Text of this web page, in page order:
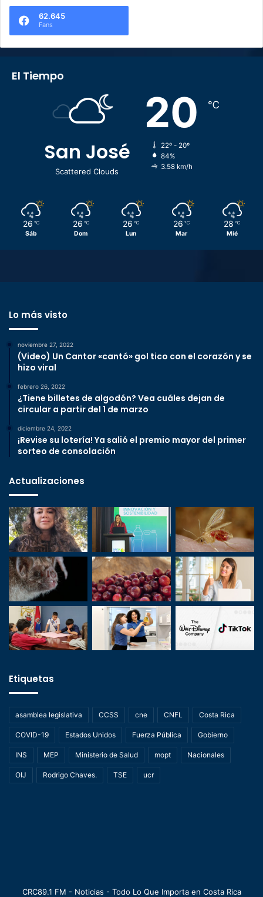
62.645
Fans
El Tiempo
San José
Scattered Clouds
20 ℃
22º - 20º
84%
3.58 km/h
26 ℃
Sáb
26 ℃
Dom
26 ℃
Lun
26 ℃
Mar
28 ℃
Mié
Lo más visto
noviembre 27, 2022
(Video) Un Cantor «cantó» gol tico con el corazón y se
hizo viral
febrero 26, 2022
¿Tiene billetes de algodón? Vea cuáles dejan de
circular a partir del 1 de marzo
diciembre 24, 2022
¡Revise su lotería! Ya salió el premio mayor del primer
sorteo de consolación
Actualizaciones
Etiquetas
asamblea legislativa CCSS cne CNFL Costa Rica
COVID-19 Estados Unidos Fuerza Pública Gobierno
INS MEP Ministerio de Salud mopt Nacionales
OIJ Rodrigo Chaves. TSE ucr
CRC89.1 FM - Noticias - Todo Lo Que Importa en Costa Rica